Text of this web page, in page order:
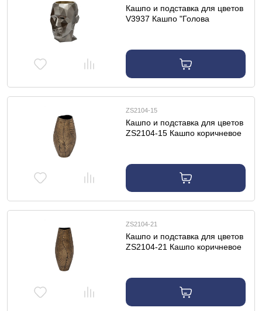
Кашпо и подставка для цветов
V3937 Кашпо "Голова
ZS2104-15
Кашпо и подставка для цветов
ZS2104-15 Кашпо коричневое
ZS2104-21
Кашпо и подставка для цветов
ZS2104-21 Кашпо коричневое